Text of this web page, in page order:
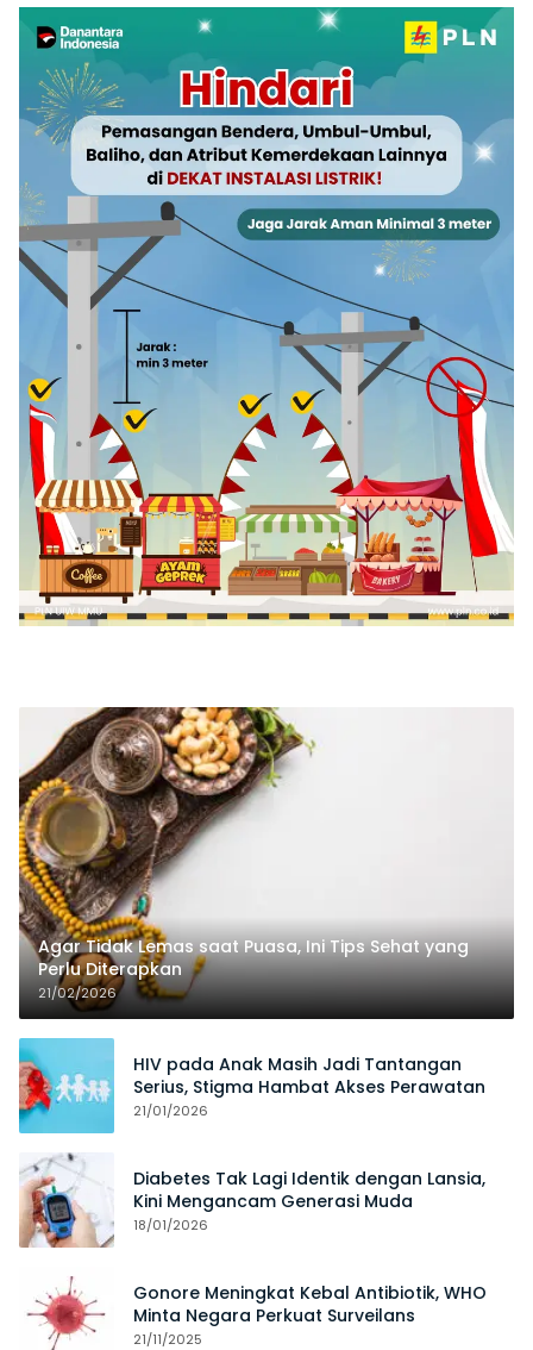
Agar Tidak Lemas saat Puasa, Ini Tips Sehat yang
Perlu Diterapkan
21/02/2026
HIV pada Anak Masih Jadi Tantangan
Serius, Stigma Hambat Akses Perawatan
21/01/2026
Diabetes Tak Lagi Identik dengan Lansia,
Kini Mengancam Generasi Muda
18/01/2026
Gonore Meningkat Kebal Antibiotik, WHO
Minta Negara Perkuat Surveilans
21/11/2025